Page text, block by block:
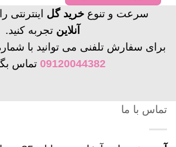
سرعت و تنوع خرید گل اینترنتی
آنلاین تجربه کنید.
برای سفارش تلفنی می توانید با
09120044382 تماس
تماس با ما